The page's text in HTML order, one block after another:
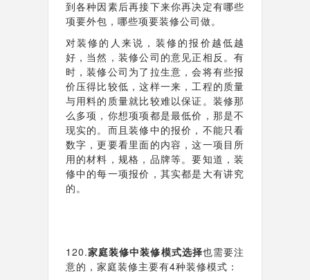
到各种因素后再接下来你再决定有哪些
项要外包，哪些项要装修公司做。
对装修的人来说，装修的报价越低越
好，当然，装修公司的意见正相反。有
时，装修公司为了拉生意，会将有些报
价压得比较低，这样一来，工程的质量
与用料的质量就比较难以保证。装修那
么多项，你想项项都是最低价，那是不
现实的。而且装修中的报价，不能只看
数字，更要看里面的内容，这一项目所
用的材料，规格，品牌等。要知道，装
修中的每一项报价，其实都是大有讲究
的。
120.家庭装修中装修模式选择也需要注
意的，家庭装修主要有4种装修模式：